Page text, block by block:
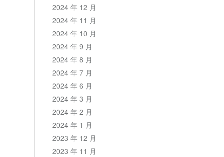
2024 年 12 月
2024 年 11 月
2024 年 10 月
2024 年 9 月
2024 年 8 月
2024 年 7 月
2024 年 6 月
2024 年 3 月
2024 年 2 月
2024 年 1 月
2023 年 12 月
2023 年 11 月